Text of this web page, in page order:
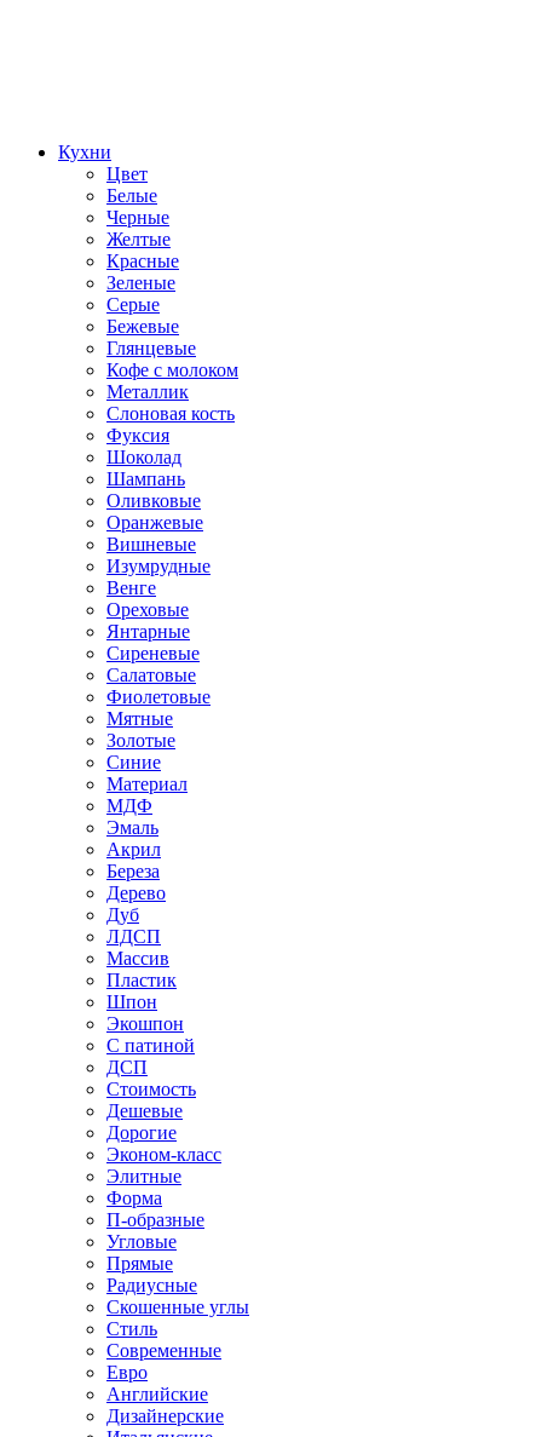
Кухни
Цвет
Белые
Черные
Желтые
Красные
Зеленые
Серые
Бежевые
Глянцевые
Кофе с молоком
Металлик
Слоновая кость
Фуксия
Шоколад
Шампань
Оливковые
Оранжевые
Вишневые
Изумрудные
Венге
Ореховые
Янтарные
Сиреневые
Салатовые
Фиолетовые
Мятные
Золотые
Синие
Материал
МДФ
Эмаль
Акрил
Береза
Дерево
Дуб
ЛДСП
Массив
Пластик
Шпон
Экошпон
С патиной
ДСП
Стоимость
Дешевые
Дорогие
Эконом-класс
Элитные
Форма
П-образные
Угловые
Прямые
Радиусные
Скошенные углы
Стиль
Современные
Евро
Английские
Дизайнерские